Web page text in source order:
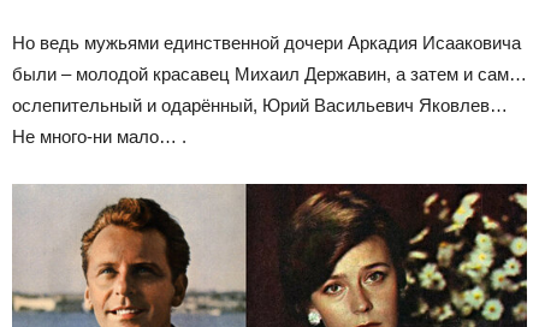
Но ведь мужьями единственной дочери Аркадия Исааковича
были – молодой красавец Михаил Державин, а затем и сам…
ослепительный и одарённый, Юрий Васильевич Яковлев…
Не много-ни мало… .